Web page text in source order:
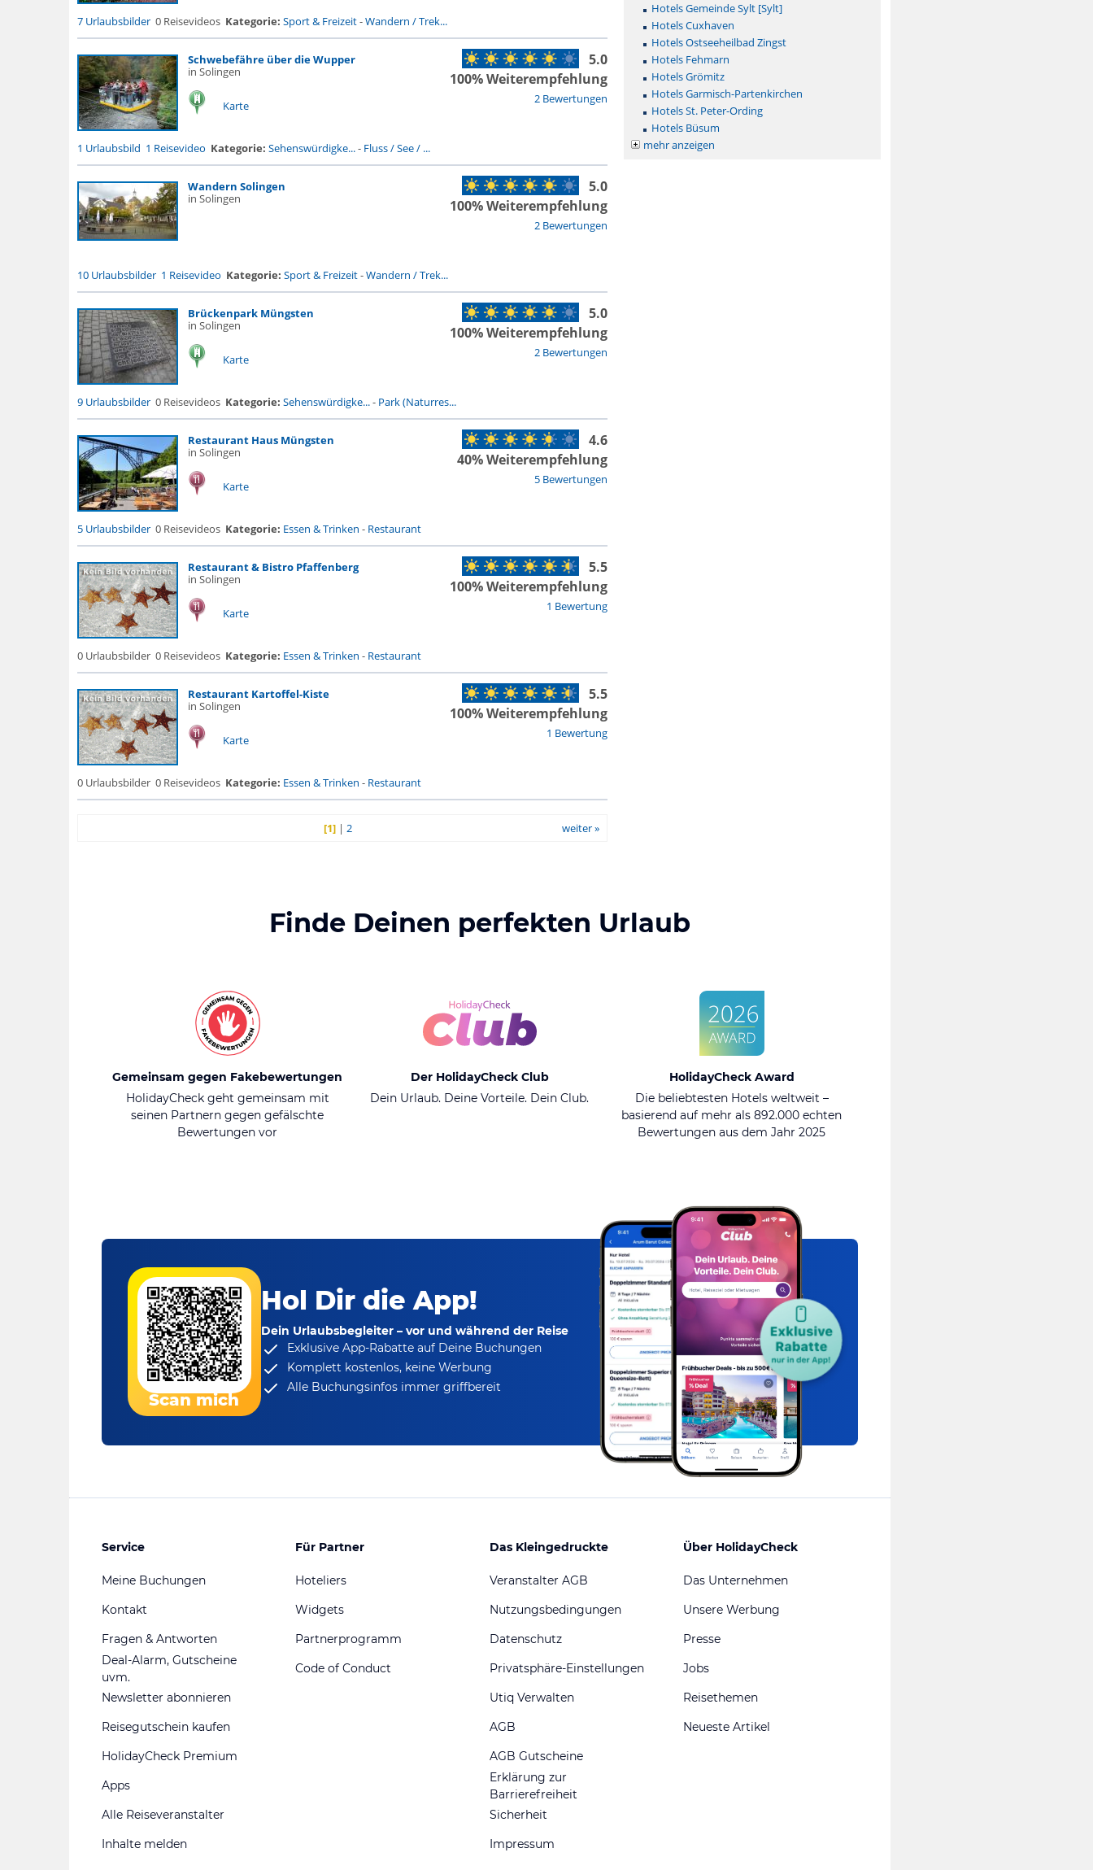
7 Urlaubsbilder 0 Reisevideos Kategorie: Sport & Freizeit-Wandern / Trek...
Schwebefähre über die Wupper
in Solingen
Karte 2 Bewertungen
5.0
100% Weiterempfehlung
1 Urlaubsbild 1 Reisevideo Kategorie: Sehenswürdigke...- Fluss / See / ...
Wandern Solingen
in Solingen
2 Bewertungen
5.0
100% Weiterempfehlung
10 Urlaubsbilder 1 Reisevideo Kategorie: Sport & Freizeit-Wandern / Trek...
Brückenpark Müngsten
in Solingen
Karte 2 Bewertungen
5.0
100% Weiterempfehlung
9 Urlaubsbilder 0 Reisevideos Kategorie: Sehenswürdigke...- Park (Naturres...
Restaurant Haus Müngsten
in Solingen
Karte 5 Bewertungen
4.6
40% Weiterempfehlung
5 Urlaubsbilder 0 Reisevideos Kategorie: Essen & Trinken - Restaurant
Restaurant & Bistro Pfaffenberg
in Solingen
Karte 1 Bewertung
5.5
100% Weiterempfehlung
0 Urlaubsbilder 0 Reisevideos Kategorie: Essen & Trinken - Restaurant
Restaurant Kartoffel-Kiste
in Solingen
Karte 1 Bewertung
5.5
100% Weiterempfehlung
0 Urlaubsbilder 0 Reisevideos Kategorie: Essen & Trinken - Restaurant
[1]| 2 weiter »
Hotels Gemeinde Sylt [Sylt]
Hotels Cuxhaven
Hotels Ostseeheilbad Zingst
Hotels Fehmarn
Hotels Grömitz
Hotels Garmisch-Partenkirchen
Hotels St. Peter-Ording
Hotels Büsum
mehr anzeigen
Finde Deinen perfekten Urlaub
Gemeinsam gegen Fakebewertungen
HolidayCheck geht gemeinsam mit
seinen Partnern gegen gefälschte
Bewertungen vor
Der HolidayCheck Club
Dein Urlaub. Deine Vorteile. Dein Club.
HolidayCheck Award
Die beliebtesten Hotels weltweit –
basierend auf mehr als 892.000 echten
Bewertungen aus dem Jahr 2025
Scan mich
Hol Dir die App!
Dein Urlaubsbegleiter – vor und während der Reise
Exklusive App-Rabatteauf Deine Buchungen
Komplett kostenlos, keine Werbung
Alle Buchungsinfos immer griffbereit
Service
Meine Buchungen
Kontakt
Fragen & Antworten
Deal-Alarm, Gutscheine
uvm.
Newsletter abonnieren
Reisegutschein kaufen
HolidayCheck Premium
Apps
Alle Reiseveranstalter
Inhalte melden
Für Partner
Hoteliers
Widgets
Partnerprogramm
Code of Conduct
Das Kleingedruckte
Veranstalter AGB
Nutzungsbedingungen
Datenschutz
Privatsphäre-Einstellungen
Utiq Verwalten
AGB
AGB Gutscheine
Erklärung zur
Barrierefreiheit
Sicherheit
Impressum
Über HolidayCheck
Das Unternehmen
Unsere Werbung
Presse
Jobs
Reisethemen
Neueste Artikel